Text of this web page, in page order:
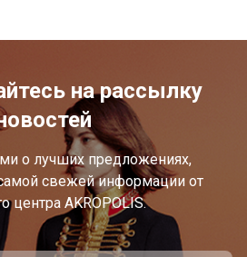
на рассылку
о лучших предложениях,
свежей информации от
центра AKROPOLIS.